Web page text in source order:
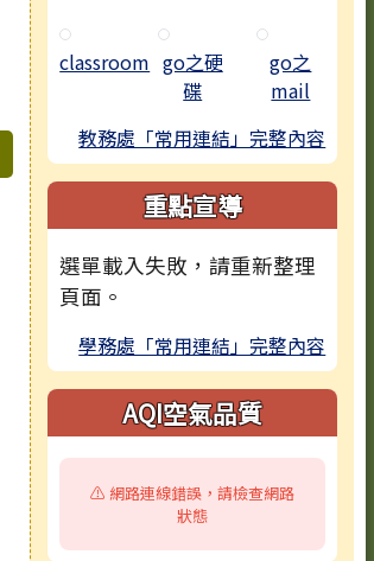
classroom go之硬
碟
go之
mail
教務處「常用連結」完整內容
重點宣導
選單載入失敗，請重新整理
頁面。
學務處「常用連結」完整內容
AQI空氣品質
⚠️ 網路連線錯誤，請檢查網路
狀態